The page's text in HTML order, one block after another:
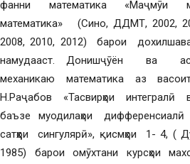
фанни математика «Маҷмӯи
математика» (Сино, ДДМТ, 2002,
2008, 2010, 2012) барои
намудааст. Донишҷӯён ва
механикаю математика аз
Н.Раҷабов «Тасвирҳои интегралӣ
баъзе муодилаҳои дифференсиалӣ
сатҳҳои сингулярӣ», қисмҳои 1- 4, (
1985) барои омӯхтани курсҳои